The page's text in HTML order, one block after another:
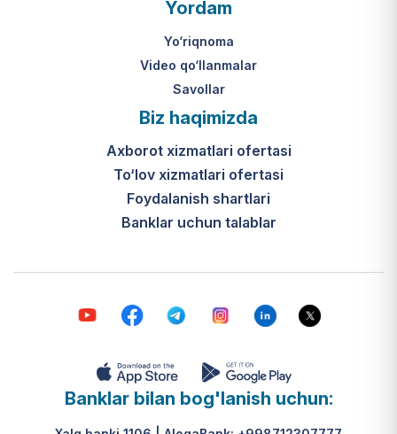
Yordam
Yo‘riqnoma
Video qo‘llanmalar
Savollar
Biz haqimizda
Axborot xizmatlari ofertasi
To‘lov xizmatlari ofertasi
Foydalanish shartlari
Banklar uchun talablar
Banklar bilan bog'lanish uchun: